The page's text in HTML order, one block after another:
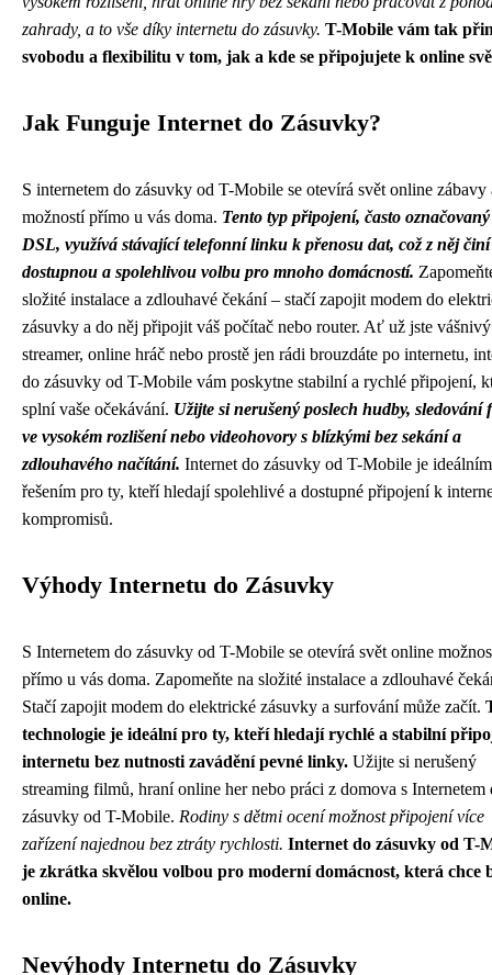
zahrady, a to vše díky internetu do zásuvky. T-Mobile vám tak
svobodu a flexibilitu v tom, jak a kde se připojujete k online
Jak Funguje Internet do Zásuvky?
S internetem do zásuvky od T-Mobile se otevírá svět online zábavy
možností přímo u vás doma. Tento typ připojení, často
DSL, využívá stávající telefonní linku k přenosu dat, což z něj činí
dostupnou a spolehlivou volbu pro mnoho domácností.
složité instalace a zdlouhavé čekání – stačí zapojit modem do
zásuvky a do něj připojit váš počítač nebo router. Ať už jste vášnivý
streamer, online hráč nebo prostě jen rádi brouzdáte po internetu,
do zásuvky od T-Mobile vám poskytne stabilní a rychlé připojení,
splní vaše očekávání. Užijte si nerušený poslech hudby, sledování
ve vysokém rozlišení nebo videohovory s blízkými bez sekání a
zdlouhavého načítání. Internet do zásuvky od T-Mobile je ideálním
řešením pro ty, kteří hledají spolehlivé a dostupné připojení k
kompromisů.
Výhody Internetu do Zásuvky
S Internetem do zásuvky od T-Mobile se otevírá svět online
přímo u vás doma. Zapomeňte na složité instalace a zdlouhavé
Stačí zapojit modem do elektrické zásuvky a surfování může začít.
technologie je ideální pro ty, kteří hledají rychlé a stabilní
internetu bez nutnosti zavádění pevné linky. Užijte si nerušený
streaming filmů, hraní online her nebo práci z domova s Internetem
zásuvky od T-Mobile. Rodiny s dětmi ocení možnost připojení více
zařízení najednou bez ztráty rychlosti. Internet do zásuvky od T-
je zkrátka skvělou volbou pro moderní domácnost, která chce
online.
Nevýhody Internetu do Zásuvky